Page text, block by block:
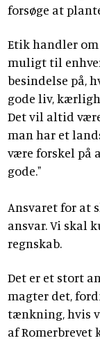
forsøge at
Etik handler
muligt til
besindelse på,
gode liv,
Det vil altid
man har et
være forskel på
gode."
Ansvaret for at
ansvar. Vi skal
regnskab.
Det er et stort
magter det,
tænkning, hvis
af Romerbrevet